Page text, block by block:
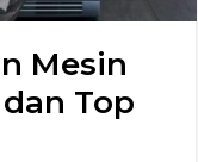
Mesin
Top